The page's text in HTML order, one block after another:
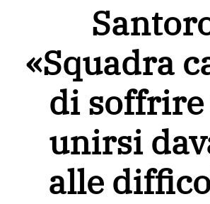
«Squadra
di soffrire
unirsi
alle